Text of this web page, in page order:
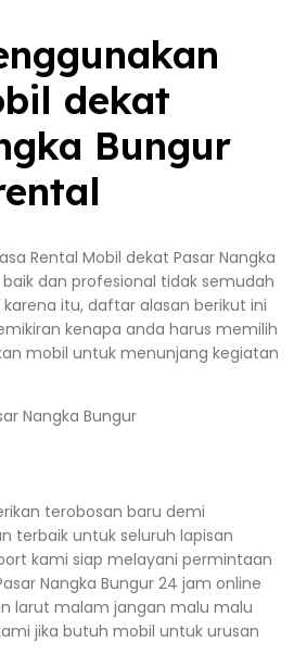
dekat
Bungur
Rental Mobil dekat Pasar Nangka
dan profesional tidak semudah
itu, daftar alasan berikut ini
kenapa anda harus memilih
mobil untuk menunjang kegiatan
terobosan baru demi
terbaik untuk seluruh lapisan
kami siap melayani permintaan
Nangka Bungur 24 jam online
larut malam jangan malu malu
jika butuh mobil untuk urusan